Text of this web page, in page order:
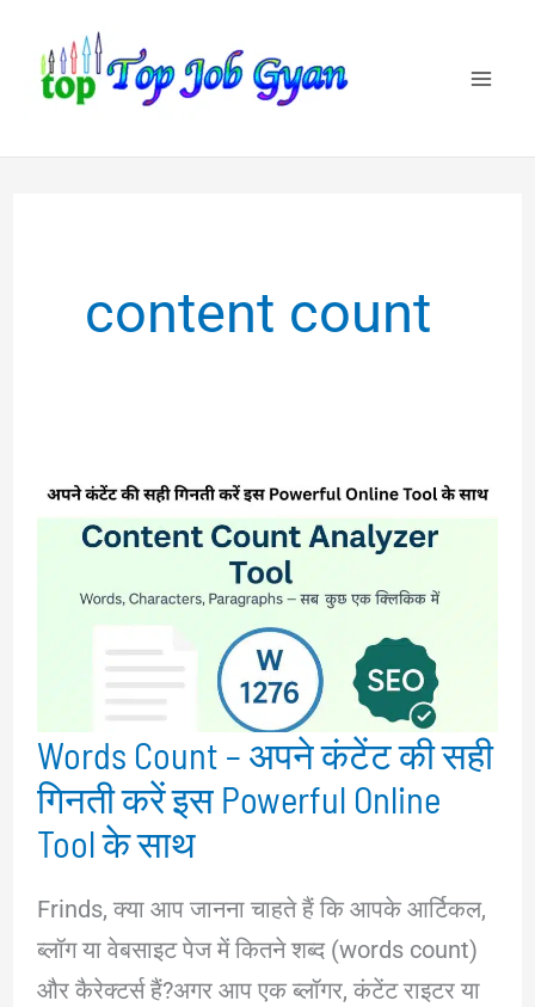
content
content count
Words Count – अपने कंटेंट की सही
गिनती करें इस Powerful Online
Tool के साथ
Frinds, क्या आप जानना चाहते हैं कि आपके आर्टिकल,
ब्लॉग या वेबसाइट पेज में कितने शब्द (words count)
और कैरेक्टर्स हैं?अगर आप एक ब्लॉगर, कंटेंट राइटर या